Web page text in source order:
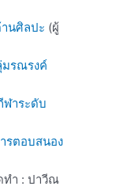
นศิลปะ (ผู้
มรณรงค์
าระดับ
รตอบสนอง
ทำ : ปาวีณ